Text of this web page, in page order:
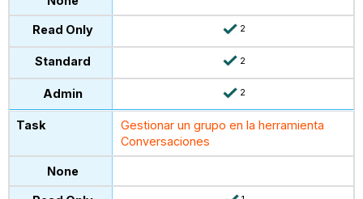
2
2
2
Gestionar un grupo en la herramienta
Conversaciones